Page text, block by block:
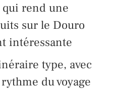
rend une
sur le Douro
intéressante
type, avec
du voyage